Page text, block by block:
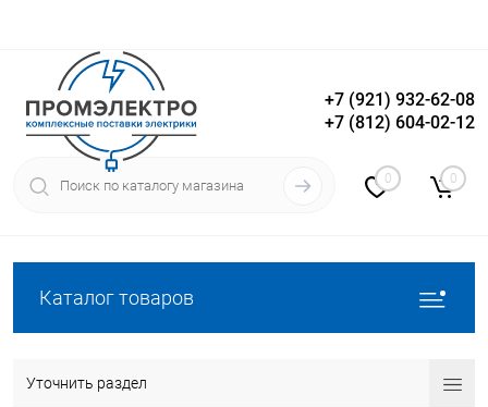
Вход Регистрация
+7 (921) 932-62-08
+7 (812) 604-02-12
0 0
Каталог товаров
Уточнить раздел